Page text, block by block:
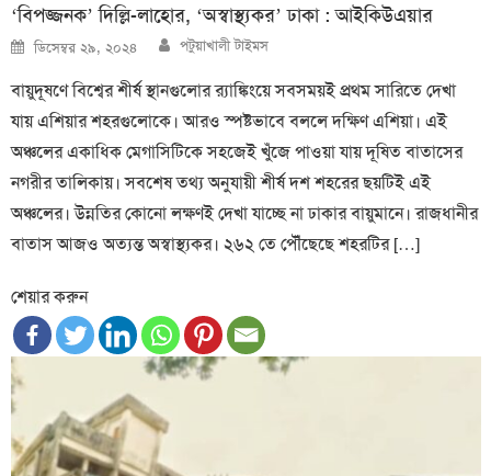
‘বিপজ্জনক’ দিল্লি-লাহোর, ‘অস্বাস্থ্যকর’ ঢাকা : আইকিউএয়ার
Posted
on
ডিসেম্বর ২৯, ২০২৪ Author
পটুয়াখালী টাইমস
বায়ুদূষণে বিশ্বের শীর্ষ স্থানগুলোর র‍্যাঙ্কিংয়ে সবসময়ই প্রথম সারিতে দেখা
যায় এশিয়ার শহরগুলোকে। আরও স্পষ্টভাবে বললে দক্ষিণ এশিয়া। এই
অঞ্চলের একাধিক মেগাসিটিকে সহজেই খুঁজে পাওয়া যায় দূষিত বাতাসের
নগরীর তালিকায়। সবশেষ তথ্য অনুযায়ী শীর্ষ দশ শহরের ছয়টিই এই
অঞ্চলের। উন্নতির কোনো লক্ষণই দেখা যাচ্ছে না ঢাকার বায়ুমানে। রাজধানীর
বাতাস আজও অত্যন্ত অস্বাস্থ্যকর। ২৬২ তে পৌঁছেছে শহরটির […]
শেয়ার করুন